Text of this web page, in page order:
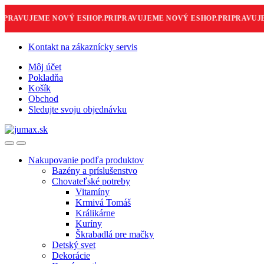
NOVÝ ESHOP.PRIPRAVUJEME NOVÝ ESHOP.
Skip
navigation
Skip
content
Kontakt na zákaznícky servis
Môj účet
Pokladňa
Košík
Obchod
Sledujte svoju objednávku
Nakupovanie podľa produktov
Bazény a príslušenstvo
Chovateľské potreby
Vitamíny
Krmivá Tomáš
Králikárne
Kuríny
Škrabadlá pre mačky
Detský svet
Dekorácie